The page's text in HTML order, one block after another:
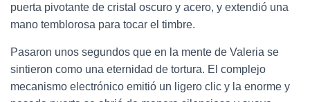
puerta pivotante de cristal oscuro y acero, y extendió una
mano temblorosa para tocar el timbre.
Pasaron unos segundos que en la mente de Valeria se
sintieron como una eternidad de tortura. El complejo
mecanismo electrónico emitió un ligero clic y la enorme y